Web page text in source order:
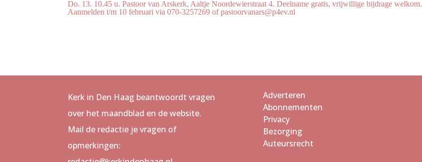
Do. 13. 10.45 u. Pastoor van Arskerk, Aaltje Noordewierstraat 4. Deelname gratis, vrijwillige bijdrage welkom.
Aanmelden t/m 10 februari via 070-3257269 of pastoorvanars@p4ev.nl
Kerk in Den Haag beantwoordt vragen
over het maandblad en de website.
Mail de redactie je vragen of
opmerkingen:
Adverteren
Abonnementen
Privacy
Bezorging
Auteursrecht